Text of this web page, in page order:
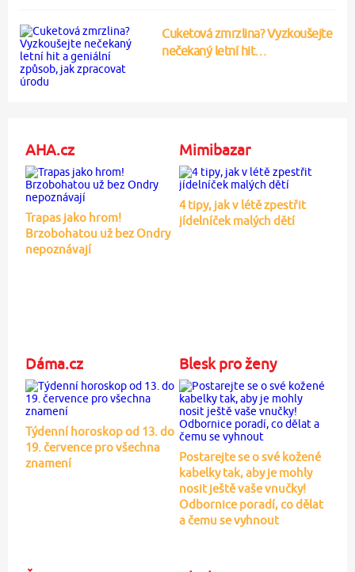
Cuketová zmrzlina? Vyzkoušejte
nečekaný letní hit…
AHA.cz
Trapas jako hrom!
Brzobohatou už bez Ondry
nepoznávají
Mimibazar
4 tipy, jak v létě zpestřit
jídelníček malých dětí
Dáma.cz
Týdenní horoskop od 13. do
19. července pro všechna
znamení
Blesk pro ženy
Postarejte se o své kožené
kabelky tak, aby je mohly
nosit ještě vaše vnučky!
Odbornice poradí, co dělat
a čemu se vyhnout